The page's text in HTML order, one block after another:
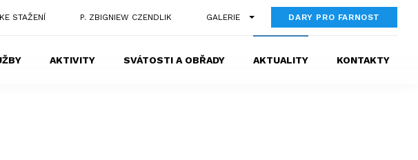
KE STAŽENÍ P. ZBIGNIEW CZENDLIK GALERIE DARY PRO FARNOST
AKTIVITY SVÁTOSTI A OBŘADY AKTUALITY KONTAKTY